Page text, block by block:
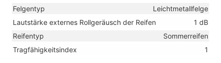
Felgentyp
Leichtmetallfelge
Lautstärke externes Rollgeräusch der Reifen
1 dB
Reifentyp
Sommerreifen
Tragfähigkeitsindex
1